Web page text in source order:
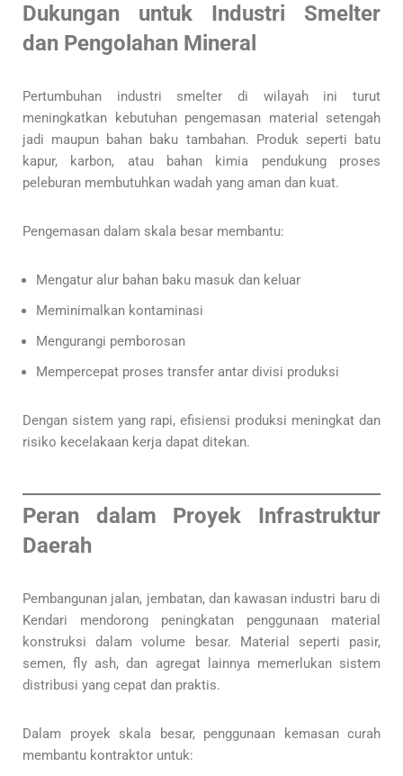
Dukungan untuk Industri Smelter
dan Pengolahan Mineral
Pertumbuhan industri smelter di wilayah ini turut
meningkatkan kebutuhan pengemasan material setengah
jadi maupun bahan baku tambahan. Produk seperti batu
kapur, karbon, atau bahan kimia pendukung proses
peleburan membutuhkan wadah yang aman dan kuat.
Pengemasan dalam skala besar membantu:
Mengatur alur bahan baku masuk dan keluar
Meminimalkan kontaminasi
Mengurangi pemborosan
Mempercepat proses transfer antar divisi produksi
Dengan sistem yang rapi, efisiensi produksi meningkat dan
risiko kecelakaan kerja dapat ditekan.
Peran dalam Proyek Infrastruktur
Daerah
Pembangunan jalan, jembatan, dan kawasan industri baru di
Kendari mendorong peningkatan penggunaan material
konstruksi dalam volume besar. Material seperti pasir,
semen, fly ash, dan agregat lainnya memerlukan sistem
distribusi yang cepat dan praktis.
Dalam proyek skala besar, penggunaan kemasan curah
membantu kontraktor untuk: